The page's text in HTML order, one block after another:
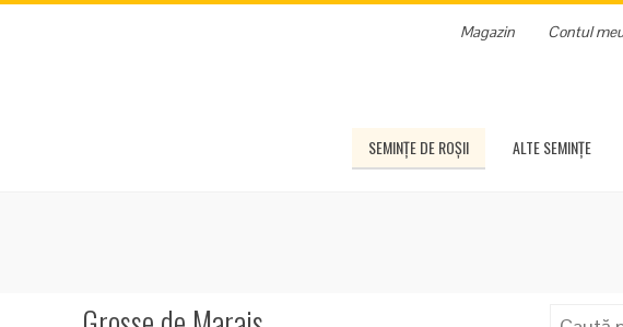
Contul
Magazin
SEMINȚE DE ROȘII ALTE SEMINȚE
Caută